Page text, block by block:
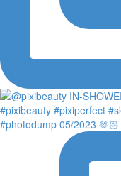
#photodump 05/2023